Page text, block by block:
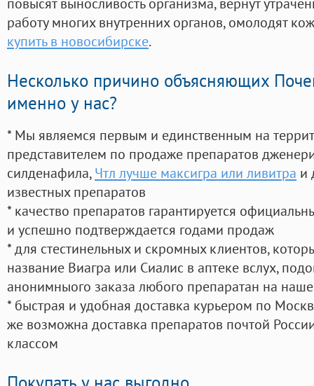
работу многих внутренних органов, омолодят
купить в новосибирске.
Несколько причино объясняющих
именно у нас?
* Мы являемся первым и единственным на
представителем по продаже препаратов
силденафила, Чтл лучше максигра или ливитра и
известных препаратов
* качество препаратов гарантируется
и успешно подтверждается годами продаж
* для стестинельных и скромных клиентов,
название Виагра или Сиалис в аптеке вслух,
анонимныого заказа любого препаратан на
* быстрая и удобная доставка курьером по
же возможна доставка препаратов почтой
классом